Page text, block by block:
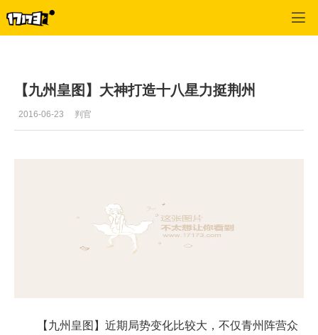
【九州皇图】大神打造十八星力挺荆州
2016-06-23 判官
【九州皇图】近期局势变化比较大，不仅青州阵营众